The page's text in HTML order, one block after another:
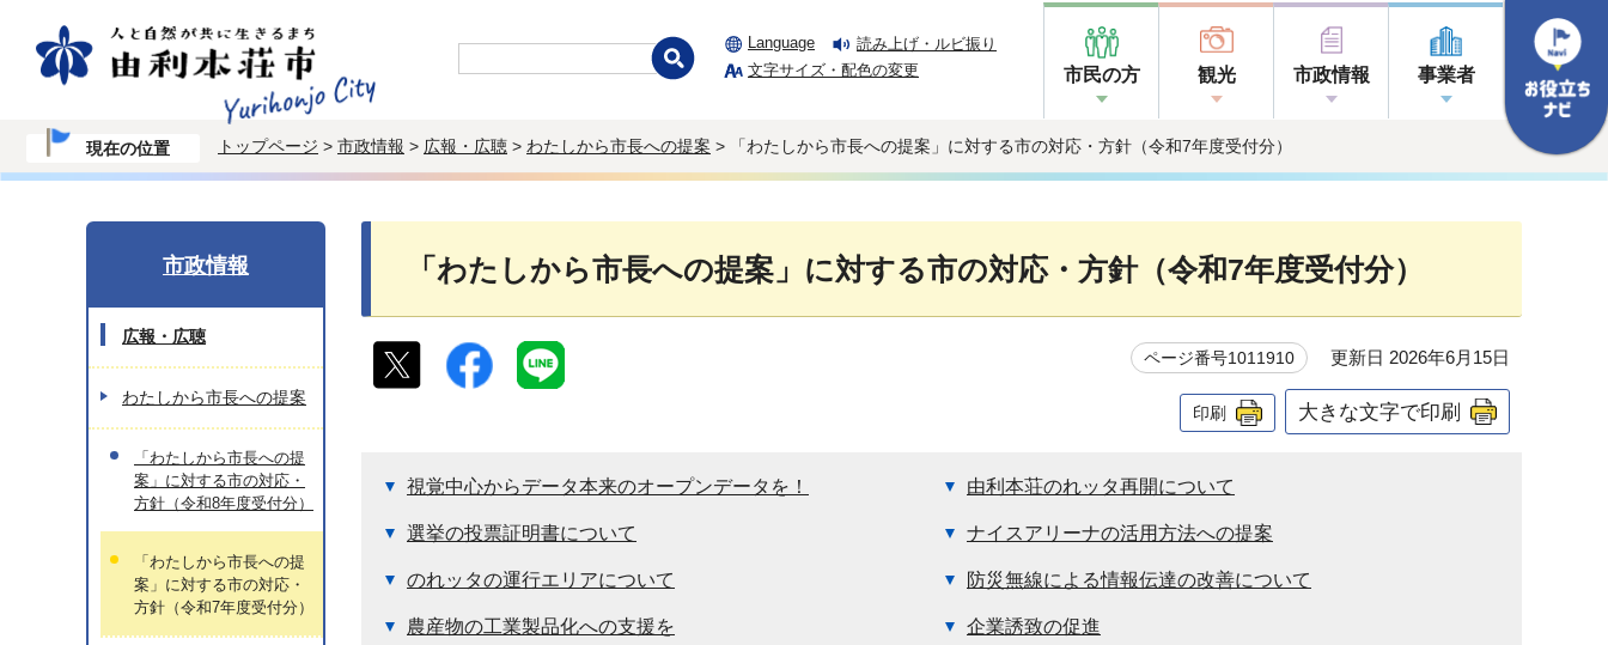
Language
読み上げ・ルビ振り
文字サイズ・配色の変更
市民の方 観光 市政情報 事業者
現在の位置 トップページ > 市政情報 > 広報・広聴 > わたしから市長への提案 > 「わたしから市長への提案」に対する市の対応・方針（令和7年度受付分）
「わたしから市長への提案」に対する市の対応・方針（令和7年度受付分）
ページ番号1011910 更新日 2026年6月15日
印刷 大きな文字で印刷
視覚中心からデータ本来のオープンデータを！ 由利本荘のれッタ再開について
選挙の投票証明書について ナイスアリーナの活用方法への提案
のれッタの運行エリアについて 防災無線による情報伝達の改善について
農産物の工業製品化への支援を 企業誘致の促進
市政情報
広報・広聴
わたしから市長への提案
「わたしから市長への提
案」に対する市の対応・
方針（令和8年度受付分）
「わたしから市長への提
案」に対する市の対応・
方針（令和7年度受付分）